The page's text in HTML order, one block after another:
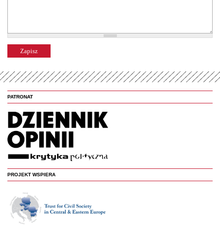
PATRONAT
PROJEKT WSPIERA